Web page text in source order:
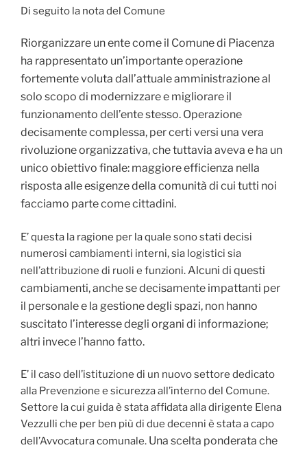
Di seguito la nota del Comune
Riorganizzare un ente come il Comune di Piacenza
ha rappresentato un’importante operazione
fortemente voluta dall’attuale amministrazione al
solo scopo di modernizzare e migliorare il
funzionamento dell’ente stesso. Operazione
decisamente complessa, per certi versi una vera
rivoluzione organizzativa, che tuttavia aveva e ha un
unico obiettivo finale: maggiore efficienza nella
risposta alle esigenze della comunità di cui tutti noi
facciamo parte come cittadini.
E’ questa la ragione per la quale sono stati decisi
numerosi cambiamenti interni, sia logistici sia
nell’attribuzione di ruoli e funzioni. Alcuni di questi
cambiamenti, anche se decisamente impattanti per
il personale e la gestione degli spazi, non hanno
suscitato l’interesse degli organi di informazione;
altri invece l’hanno fatto.
E’ il caso dell’istituzione di un nuovo settore dedicato
alla Prevenzione e sicurezza all’interno del Comune.
Settore la cui guida è stata affidata alla dirigente Elena
Vezzulli che per ben più di due decenni è stata a capo
dell’Avvocatura comunale. Una scelta ponderata che